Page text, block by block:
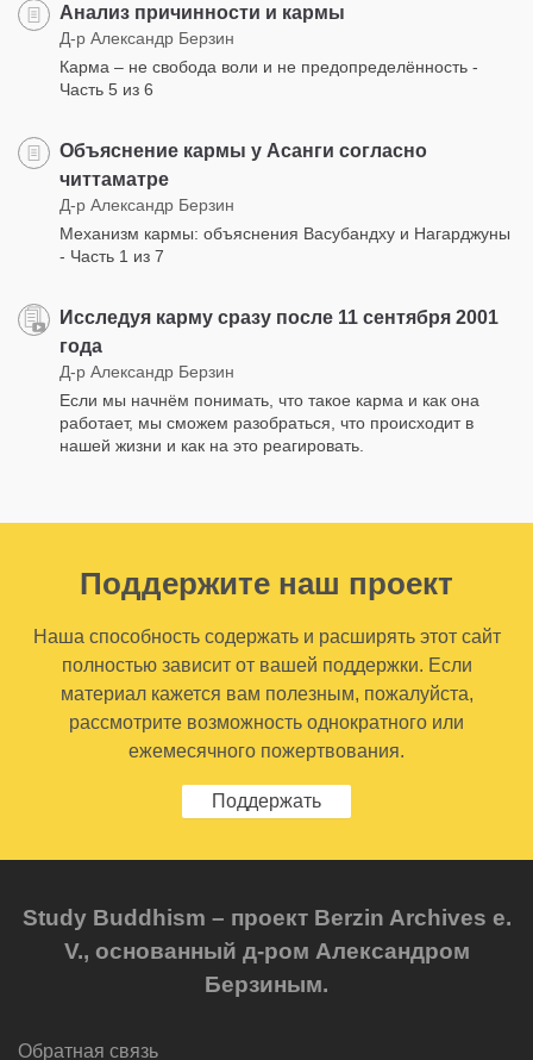
Анализ причинности и кармы
Д-р Александр Берзин
Карма – не свобода воли и не предопределённость -
Часть 5 из 6
Объяснение кармы у Асанги согласно
читтаматре
Д-р Александр Берзин
Механизм кармы: объяснения Васубандху и Нагарджуны
- Часть 1 из 7
Исследуя карму сразу после 11 сентября 2001
года
Д-р Александр Берзин
Если мы начнём понимать, что такое карма и как она
работает, мы сможем разобраться, что происходит в
нашей жизни и как на это реагировать.
Поддержите наш проект
Наша способность содержать и расширять этот сайт
полностью зависит от вашей поддержки. Если
материал кажется вам полезным, пожалуйста,
рассмотрите возможность однократного или
ежемесячного пожертвования.
Поддержать
Study Buddhism – проект Berzin Archives e.
V., основанный д-ром Александром
Берзиным.
Обратная связь